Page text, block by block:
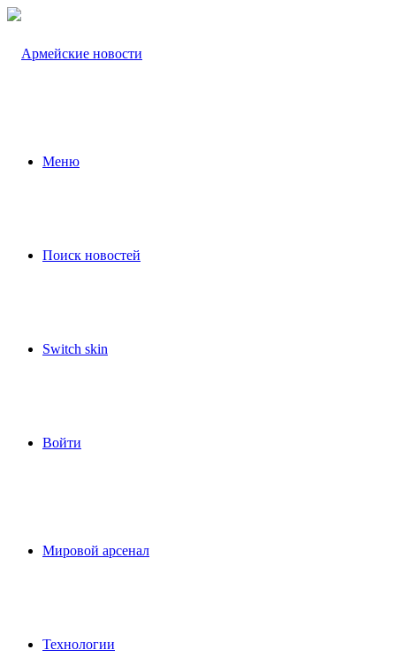
Меню
Поиск новостей
Switch skin
Войти
Мировой арсенал
Технологии